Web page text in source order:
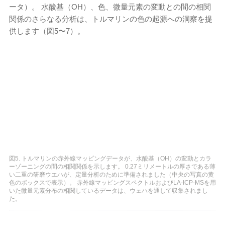
ータ）。 水酸基（OH）、色、微量元素の変動との間の相関
関係のさらなる分析は、トルマリンの色の起源への洞察を提
供します（図5〜7）。
図5. トルマリンの赤外線マッピングデータが、水酸基（OH）の変動とカラ
ーゾーニングの間の相関関係を示します。 0.27ミリメートルの厚さである薄
い二重の研磨ウエハが、定量分析のために準備されました（中央の写真の黄
色のボックスで表示）。 赤外線マッピングスペクトルおよびLA-ICP-MSを用
いた微量元素分布の相関しているデータは、ウェハを通して収集されまし
た。